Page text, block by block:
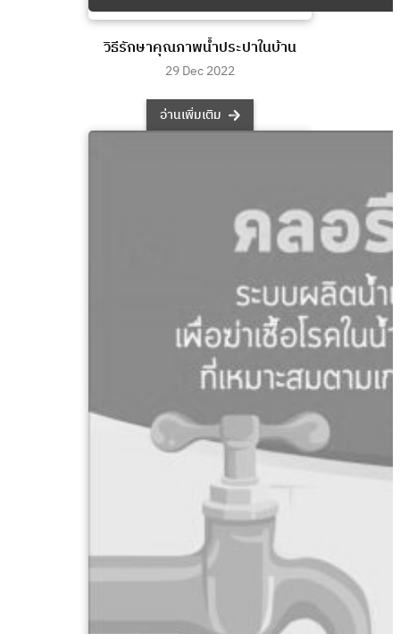
วิธีรักษาคุณภาพน้ำประปาในบ้าน
29 Dec 2022
อ่านเพิ่มเติม